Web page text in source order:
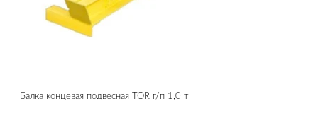
Балка концевая подвесная TOR г/п 1,0 т